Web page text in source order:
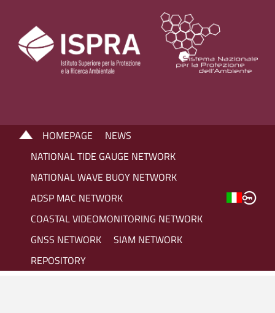
HOMEPAGE
NEWS
NATIONAL TIDE GAUGE NETWORK
NATIONAL WAVE BUOY NETWORK
ADSP MAC NETWORK
COASTAL VIDEOMONITORING NETWORK
GNSS NETWORK
SIAM NETWORK
REPOSITORY